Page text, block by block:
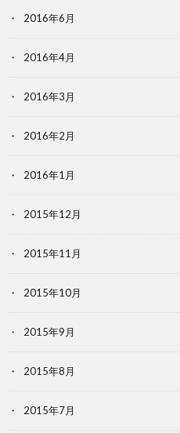
2016年6月
2016年4月
2016年3月
2016年2月
2016年1月
2015年12月
2015年11月
2015年10月
2015年9月
2015年8月
2015年7月